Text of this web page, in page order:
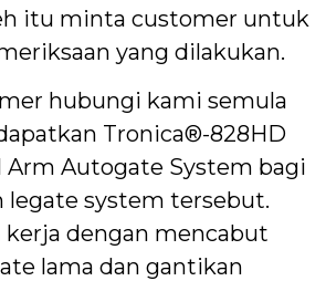
itu minta customer untuk
yang dilakukan.
hubungi kami semula
Tronica®-828HD
Arm Autogate System bagi
system tersebut.
dengan mencabut
lama dan gantikan